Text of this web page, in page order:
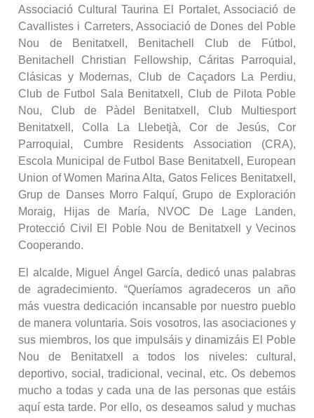
Associació Cultural Taurina El Portalet, Associació de
Cavallistes i Carreters, Associació de Dones del Poble
Nou de Benitatxell, Benitachell Club de Fútbol,
Benitachell Christian Fellowship, Cáritas Parroquial,
Clásicas y Modernas, Club de Caçadors La Perdiu,
Club de Futbol Sala Benitatxell, Club de Pilota Poble
Nou, Club de Pàdel Benitatxell, Club Multiesport
Benitatxell, Colla La Llebetjà, Cor de Jesús, Cor
Parroquial, Cumbre Residents Association (CRA),
Escola Municipal de Futbol Base Benitatxell, European
Union of Women Marina Alta, Gatos Felices Benitatxell,
Grup de Danses Morro Falquí, Grupo de Exploración
Moraig, Hijas de María, NVOC De Lage Landen,
Protecció Civil El Poble Nou de Benitatxell y Vecinos
Cooperando.
El alcalde, Miguel Ángel García, dedicó unas palabras
de agradecimiento. “Queríamos agradeceros un año
más vuestra dedicación incansable por nuestro pueblo
de manera voluntaria. Sois vosotros, las asociaciones y
sus miembros, los que impulsáis y dinamizáis El Poble
Nou de Benitatxell a todos los niveles: cultural,
deportivo, social, tradicional, vecinal, etc. Os debemos
mucho a todas y cada una de las personas que estáis
aquí esta tarde. Por ello, os deseamos salud y muchas